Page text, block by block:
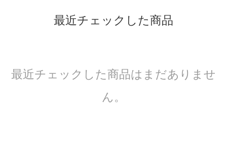
最近チェックした商品
最近チェックした商品はまだありませ
ん。